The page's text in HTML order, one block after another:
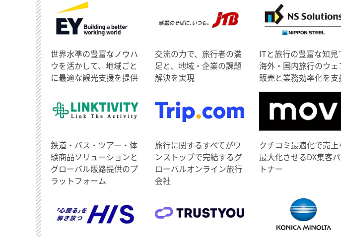
世界水準の豊富なノウハ
ウを活かして、地域ごと
に最適な観光支援を提供
交流の力で、旅行者の満
足と、地域・企業の課題
解決を実現
ITと旅行の豊富な知見
海外・国内旅行のウェ
販売と業務効率化を支
鉄道・バス・ツアー・体
験商品ソリューションと
グローバル販路提供のプ
ラットフォーム
旅行に関するすべてがワ
ンストップで完結するグ
ローバルオンライン旅行
会社
クチコミ最適化で売上
最大化させるDX集客
トナー